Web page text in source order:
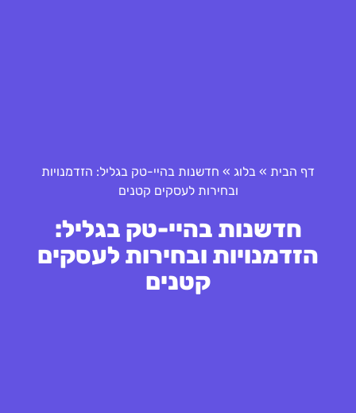
דף הבית » בלוג » חדשנות בהיי-טק בגליל: הזדמנויות
ובחירות לעסקים קטנים
חדשנות בהיי-טק בגליל:
הזדמנויות ובחירות לעסקים
קטנים